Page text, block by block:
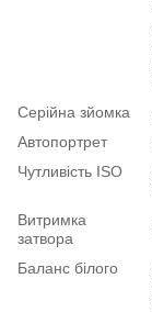
Серійна зйомка
Автопортрет
Чутливість ISO
Витримка
затвора
Баланс білого